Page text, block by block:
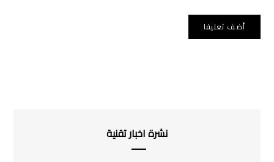
نشرة اخبار تقنية